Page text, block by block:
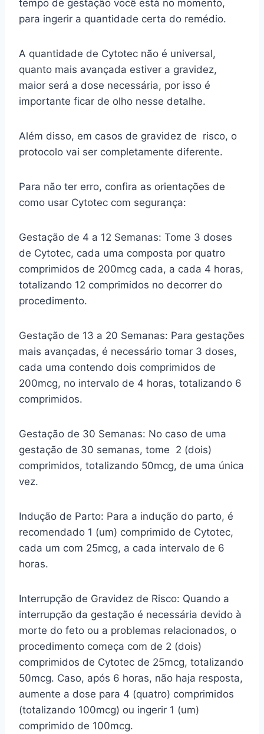
tempo de gestação você está no momento,
para ingerir a quantidade certa do remédio.
A quantidade de Cytotec não é universal,
quanto mais avançada estiver a gravidez,
maior será a dose necessária, por isso é
importante ficar de olho nesse detalhe.
Além disso, em casos de gravidez de risco, o
protocolo vai ser completamente diferente.
Para não ter erro, confira as orientações de
como usar Cytotec com segurança:
Gestação de 4 a 12 Semanas: Tome 3 doses
de Cytotec, cada uma composta por quatro
comprimidos de 200mcg cada, a cada 4 horas,
totalizando 12 comprimidos no decorrer do
procedimento.
Gestação de 13 a 20 Semanas: Para gestações
mais avançadas, é necessário tomar 3 doses,
cada uma contendo dois comprimidos de
200mcg, no intervalo de 4 horas, totalizando 6
comprimidos.
Gestação de 30 Semanas: No caso de uma
gestação de 30 semanas, tome 2 (dois)
comprimidos, totalizando 50mcg, de uma única
vez.
Indução de Parto: Para a indução do parto, é
recomendado 1 (um) comprimido de Cytotec,
cada um com 25mcg, a cada intervalo de 6
horas.
Interrupção de Gravidez de Risco: Quando a
interrupção da gestação é necessária devido à
morte do feto ou a problemas relacionados, o
procedimento começa com de 2 (dois)
comprimidos de Cytotec de 25mcg, totalizando
50mcg. Caso, após 6 horas, não haja resposta,
aumente a dose para 4 (quatro) comprimidos
(totalizando 100mcg) ou ingerir 1 (um)
comprimido de 100mcg.